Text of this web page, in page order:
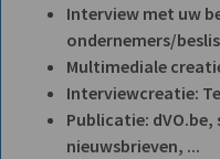
Interview met uw
ondernemers/
Multimediale
Interviewcreatie:
Publicatie:
nieuwsbrieven, ...